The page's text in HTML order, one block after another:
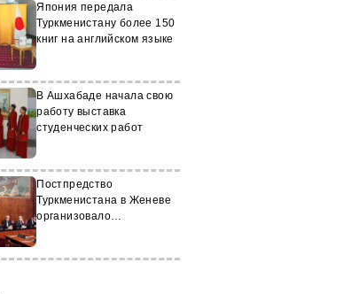
Япония передала
Туркменистану более 150
книг на английском языке
В Ашхабаде начала свою
работу выставка
студенческих работ
Постпредство
Туркменистана в Женеве
организовало
Махтумкули Фраги